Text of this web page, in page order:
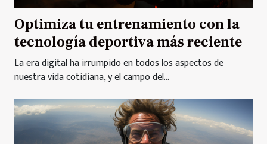
Optimiza tu entrenamiento con la
tecnología deportiva más reciente
La era digital ha irrumpido en todos los aspectos de
nuestra vida cotidiana, y el campo del...